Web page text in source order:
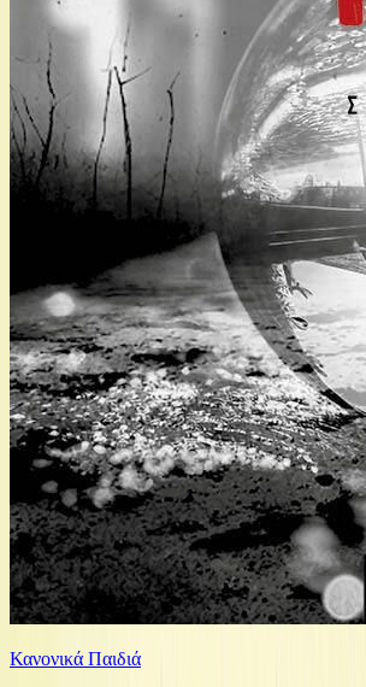
Κανονικά Παιδιά